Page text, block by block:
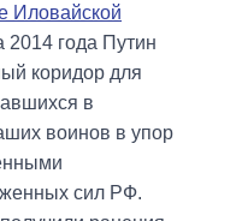
Иловайской
2014 года Путин
коридор для
в
воинов в упор
сил РФ.